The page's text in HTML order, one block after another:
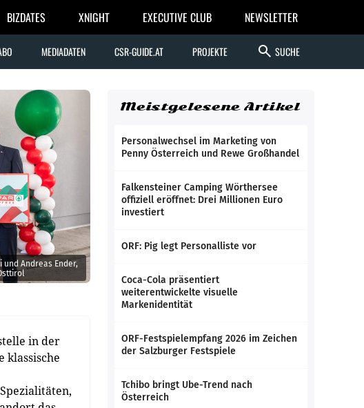
BIZDATES XNIGHT EXECUTIVE CLUB NEWSLETTER
MEDIADATEN CSR-GUIDE.AT PROJEKTE search SUCHE
Andreas Ender,
in der
Meistgelesene Artikel
Personalwechsel im Marketing von
Penny Österreich und Rewe Großhandel
Falkensteiner Camping Wörthersee
offiziell eröffnet: Drei Millionen Euro
investiert
ORF: Pig legt Personalliste vor
Coca-Cola präsentiert
weiterentwickelte visuelle
Markenidentität
ORF-Festspielempfang 2026 im Zeichen
der Salzburger Festspiele
Tchibo bringt Ube-Trend nach
Österreich